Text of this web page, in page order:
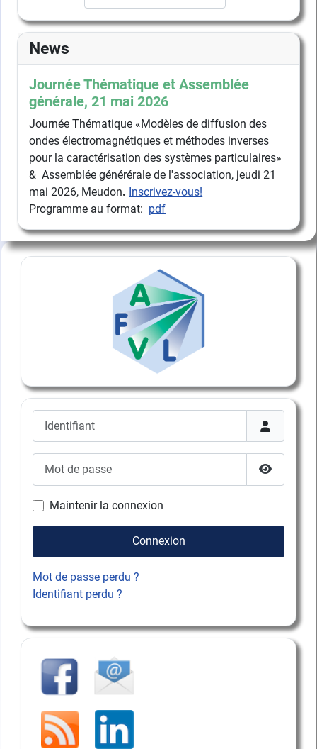
Afficher
Maintenir la connexion
Connexion
Mot de passe perdu ?
Identifiant perdu ?
News
Journée Thématique et Assemblée
générale, 21 mai 2026
Journée Thématique «Modèles de diffusion des
ondes électromagnétiques et méthodes inverses
pour la caractérisation des systèmes particulaires»
& Assemblée générérale de l'association, jeudi 21
mai 2026, Meudon. Inscrivez-vous!
Programme au format: pdf